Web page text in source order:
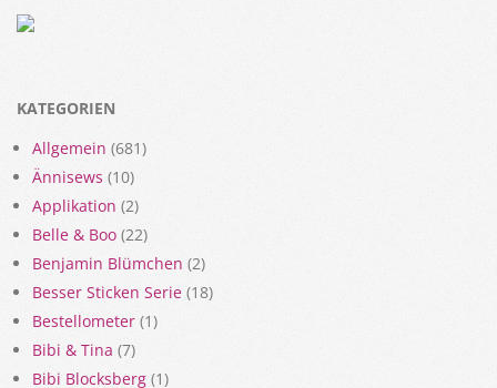
KATEGORIEN
Allgemein (681)
Ännisews (10)
Applikation (2)
Belle & Boo (22)
Benjamin Blümchen (2)
Besser Sticken Serie (18)
Bestellometer (1)
Bibi & Tina (7)
Bibi Blocksberg (1)